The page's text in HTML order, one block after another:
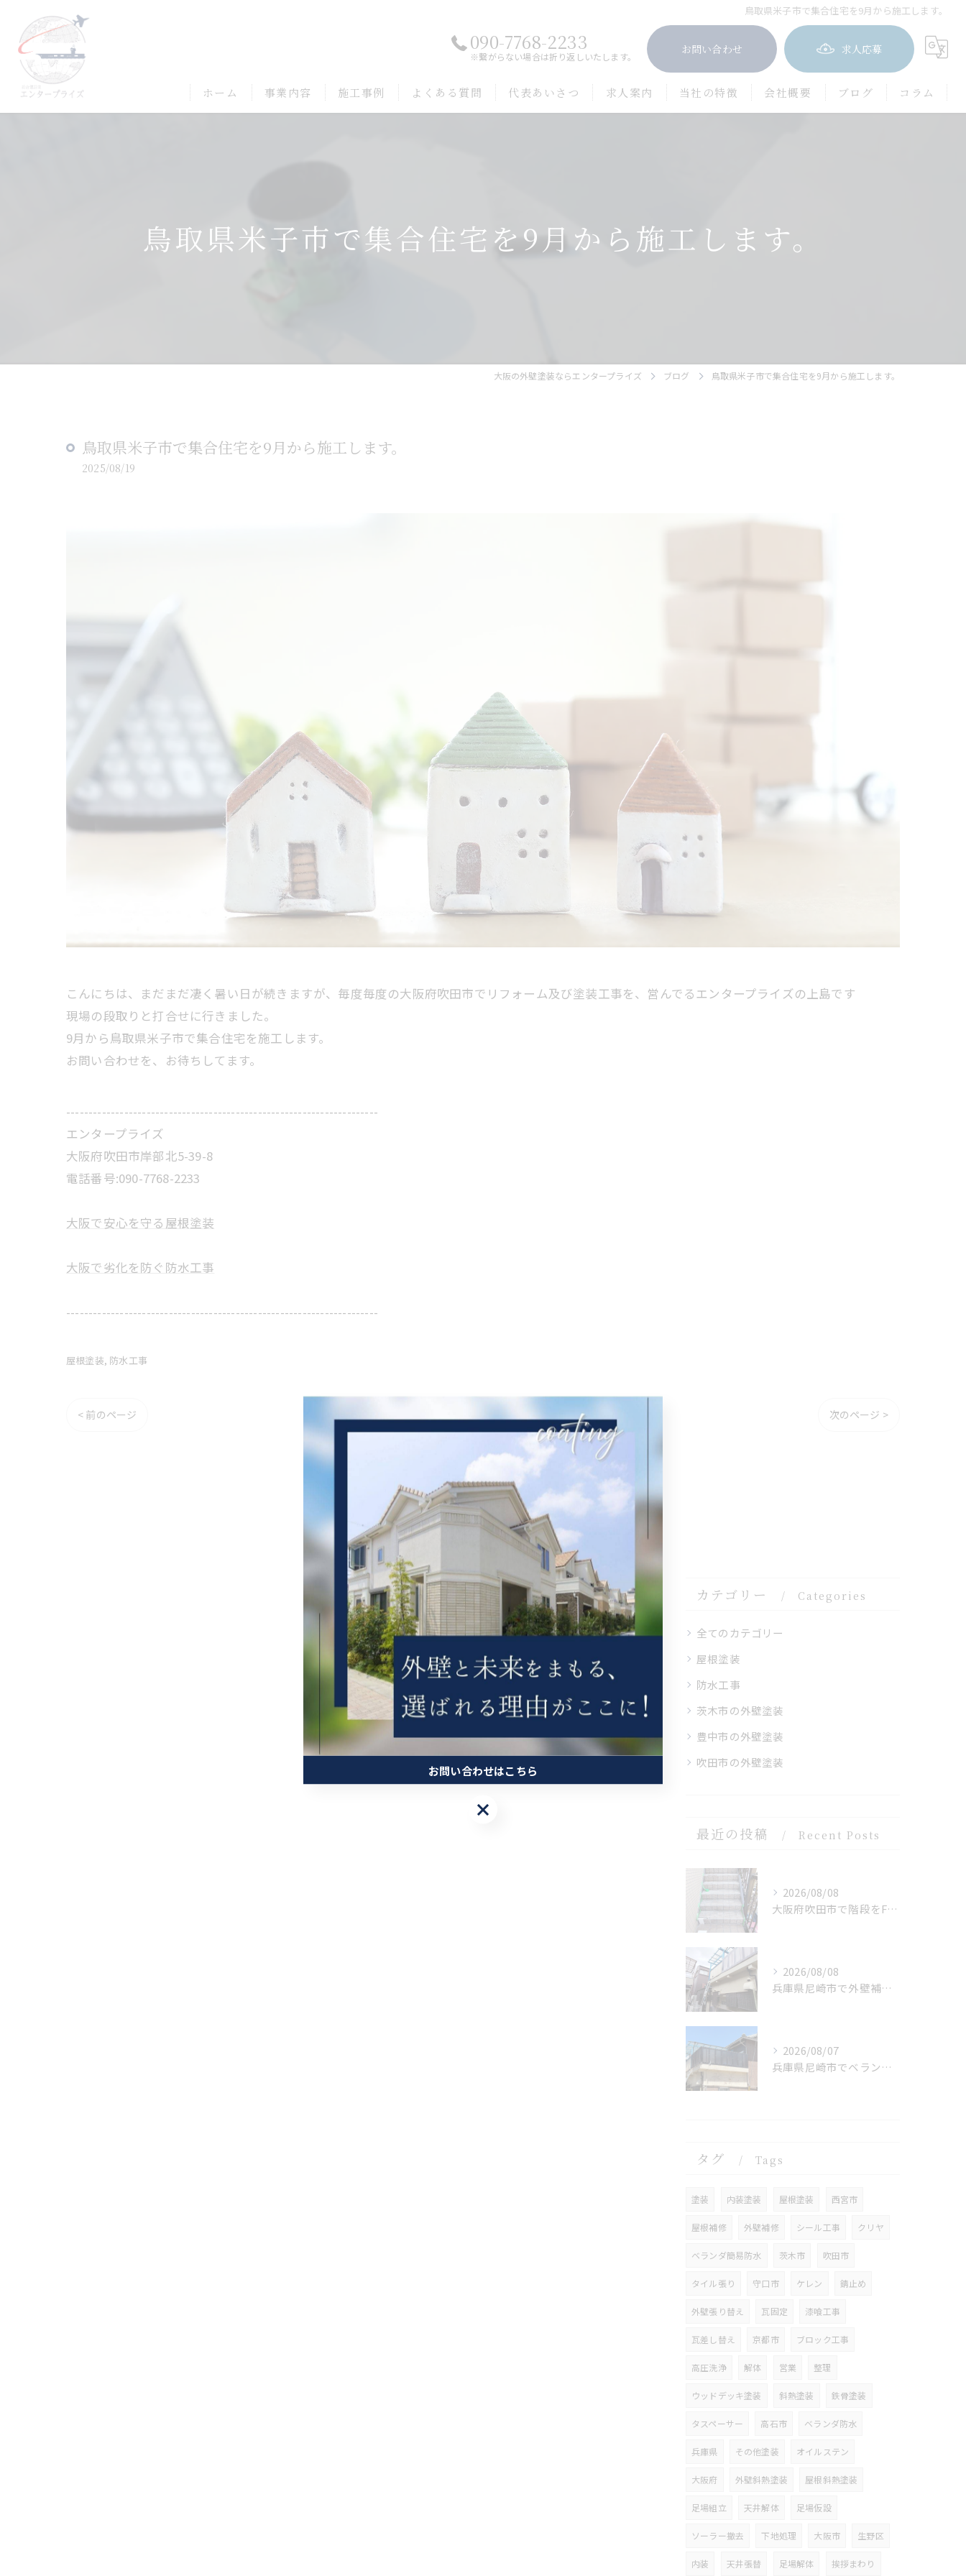
鳥取県米子市で集合住宅を9月から施工します。
090-7768-2233
※繋がらない場合は折り返しいたします。
お問い合わせ 求人応募
ホーム 事業内容 施工事例 よくある質問 代表あいさつ 求人案内 当社の特徴
豊中市の外壁塗装
会社概要 ブログ コラム
鳥取県米子市で集合住宅を9月から施工します。
大阪の外壁塗装ならエンタープライズ ブログ 鳥取県米子市で集合住宅を9月から施工します。
鳥取県米子市で集合住宅を9月から施工します。
2025/08/19
こんにちは、まだまだ凄く暑い日が続きますが、毎度毎度の大阪府吹田市でリフォーム及び塗装工事を、営んでるエンタープライズの上島です
現場の段取りと打合せに行きました。
9月から鳥取県米子市で集合住宅を施工します。
お問い合わせを、お待ちしてます。
----------------------------------------------------------------------
エンタープライズ
大阪府吹田市岸部北5-39-8
電話番号:090-7768-2233
大阪で安心を守る屋根塗装
大阪で劣化を防ぐ防水工事
----------------------------------------------------------------------
屋根塗装 防水工事
< 前のページ 次のページ >
関連タグ
#鳥取県 #米子市 #打合せ #集合住宅
カテゴリー Categories
全てのカテゴリー
屋根塗装
防水工事
茨木市の外壁塗装
豊中市の外壁塗装
吹田市の外壁塗装
最近の投稿 Recent Posts
2026/08/08
大阪府吹田市で階段をFRP 防水を施工しました。
2026/08/08
兵庫県尼崎市で外壁補修を施工しました。
2026/08/07
兵庫県尼崎市でベランダリフォームを完工しました。
タグ Tags
塗装 内装塗装 屋根塗装 西宮市
屋根補修 外壁補修 シール工事 クリヤ
ベランダ簡易防水 茨木市 吹田市
タイル張り 守口市 ケレン 錆止め
外壁張り替え 瓦固定 漆喰工事
瓦差し替え 京都市 ブロック工事
高圧洗浄 解体 営業 整理
ウッドデッキ塗装 斜熱塗装 鉄骨塗装
タスペーサー 高石市 ベランダ防水
兵庫県 その他塗装 オイルステン
大阪府 外壁斜熱塗装 屋根斜熱塗装
足場組立 天井解体 足場仮設
ソーラー撤去 下地処理 大阪市 生野区
内装 天井張替 足場解体 挨拶まわり
お問い合わせはこちら
お問い合わせはこちら